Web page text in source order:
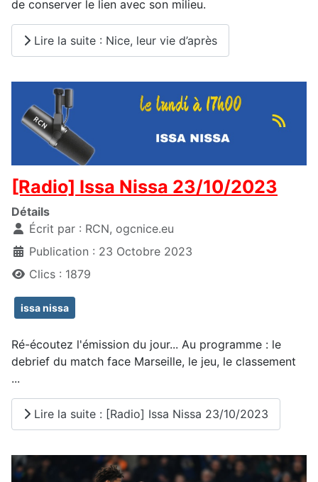
de conserver le lien avec son milieu.
Lire la suite : Nice, leur vie d’après
[Radio] Issa Nissa 23/10/2023
Détails
Écrit par : RCN, ogcnice.eu
Publication : 23 Octobre 2023
Clics : 1879
issa nissa
Ré-écoutez l'émission du jour... Au programme : le
debrief du match face Marseille, le jeu, le classement
...
Lire la suite : [Radio] Issa Nissa 23/10/2023